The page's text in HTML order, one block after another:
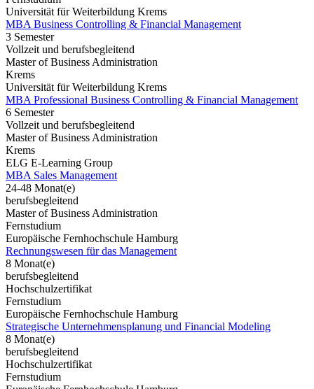
Universität für Weiterbildung Krems
MBA Business Controlling & Financial Management
3 Semester
Vollzeit und berufsbegleitend
Master of Business Administration
Krems
Universität für Weiterbildung Krems
MBA Professional Business Controlling & Financial Management
6 Semester
Vollzeit und berufsbegleitend
Master of Business Administration
Krems
ELG E-Learning Group
MBA Sales Management
24-48 Monat(e)
berufsbegleitend
Master of Business Administration
Fernstudium
Europäische Fernhochschule Hamburg
Rechnungswesen für das Management
8 Monat(e)
berufsbegleitend
Hochschulzertifikat
Fernstudium
Europäische Fernhochschule Hamburg
Strategische Unternehmensplanung und Financial Modeling
8 Monat(e)
berufsbegleitend
Hochschulzertifikat
Fernstudium